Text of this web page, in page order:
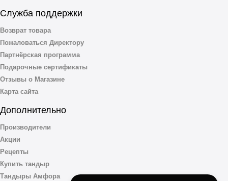
Служба поддержки
Возврат товара
Пожаловаться Директору
Партнёрская программа
Подарочные сертификаты
Отзывы о Магазине
Карта сайта
Дополнительно
Производители
Акции
Рецепты
Купить тандыр
Тандыры Амфора